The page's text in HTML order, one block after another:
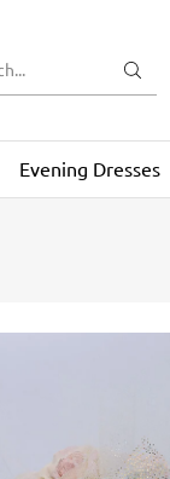
Evening Dresses